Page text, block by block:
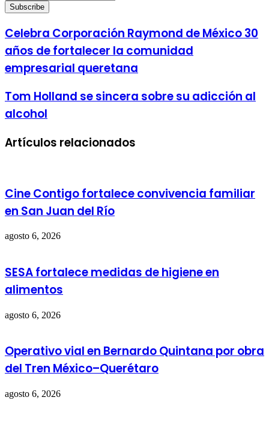
your
Email
Celebra Corporación Raymond de México 30
años de fortalecer la comunidad
empresarial queretana
Tom Holland se sincera sobre su adicción al
alcohol
Artículos relacionados
Cine Contigo fortalece convivencia familiar
en San Juan del Río
agosto 6, 2026
SESA fortalece medidas de higiene en
alimentos
agosto 6, 2026
Operativo vial en Bernardo Quintana por obra
del Tren México–Querétaro
agosto 6, 2026